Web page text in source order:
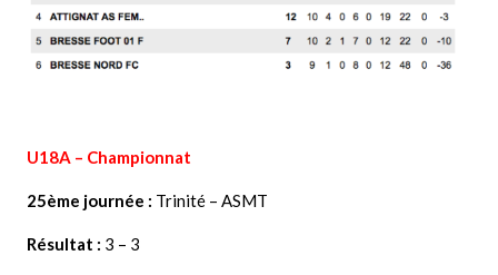
U18A – Championnat
25ème journée : Trinité – ASMT
Résultat : 3 – 3